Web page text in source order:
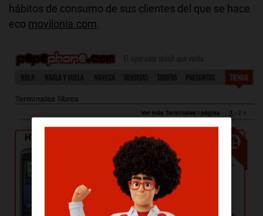
hábitos de consumo de sus clientes del que se hace
eco movilonia.com.